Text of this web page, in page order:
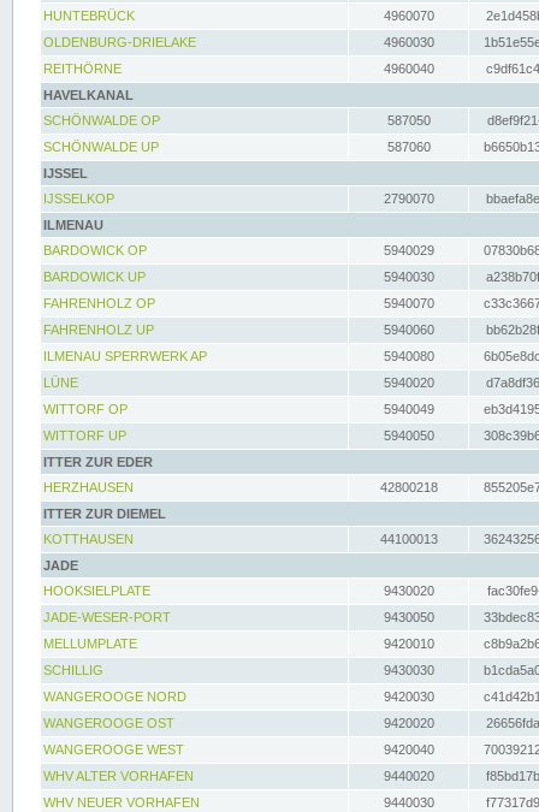
HUNTEBRÜCK
4960070
OLDENBURG-DRIELAKE
4960030
REITHÖRNE
4960040
HAVELKANAL
SCHÖNWALDE OP
587050
SCHÖNWALDE UP
587060
IJSSEL
IJSSELKOP
2790070
ILMENAU
BARDOWICK OP
5940029
BARDOWICK UP
5940030
FAHRENHOLZ OP
5940070
FAHRENHOLZ UP
5940060
ILMENAU SPERRWERK AP
5940080
LÜNE
5940020
WITTORF OP
5940049
WITTORF UP
5940050
ITTER ZUR EDER
HERZHAUSEN
42800218
ITTER ZUR DIEMEL
KOTTHAUSEN
44100013
JADE
HOOKSIELPLATE
9430020
JADE-WESER-PORT
9430050
MELLUMPLATE
9420010
SCHILLIG
9430030
WANGEROOGE NORD
9420030
WANGEROOGE OST
9420020
WANGEROOGE WEST
9420040
WHV ALTER VORHAFEN
9440020
WHV NEUER VORHAFEN
9440030